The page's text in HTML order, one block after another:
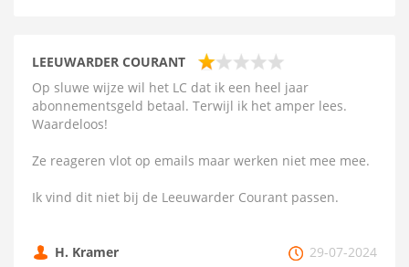
LEEUWARDER COURANT
Op sluwe wijze wil het LC dat ik een heel jaar
abonnementsgeld betaal. Terwijl ik het amper lees.
Waardeloos!
Ze reageren vlot op emails maar werken niet mee mee.
Ik vind dit niet bij de Leeuwarder Courant passen.
H. Kramer 29-07-2024